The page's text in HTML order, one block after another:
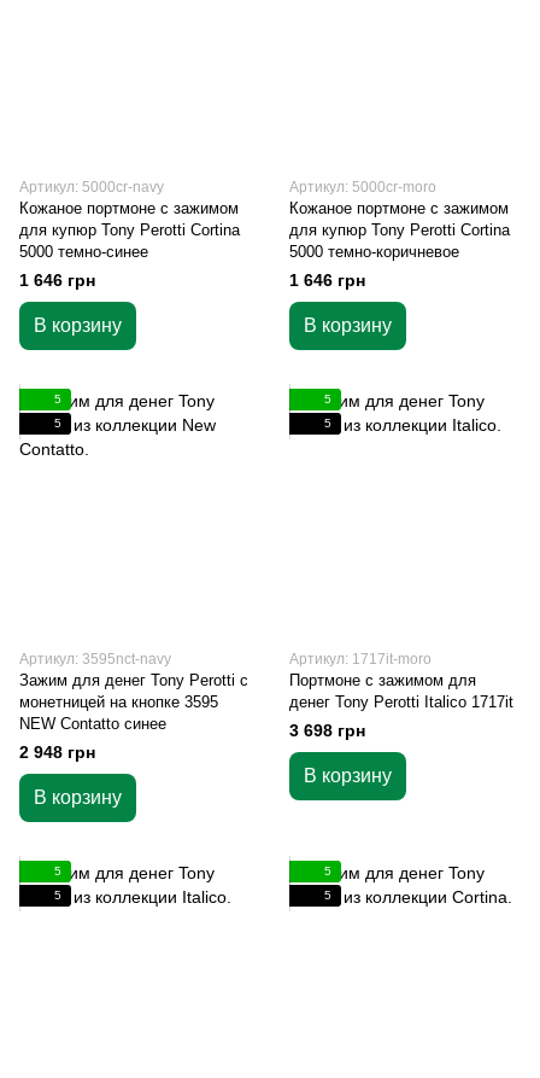
Артикул: 5000cr-navy
Кожаное портмоне с зажимом
для купюр Tony Perotti Cortina
5000 темно-синее
1 646 грн
В корзину
Артикул: 5000cr-moro
Кожаное портмоне с зажимом
для купюр Tony Perotti Cortina
5000 темно-коричневое
1 646 грн
В корзину
5
5
Артикул: 3595nct-navy
Зажим для денег Tony Perotti с
монетницей на кнопке 3595
NEW Contatto синее
2 948 грн
В корзину
5
5
Артикул: 1717it-moro
Портмоне с зажимом для
денег Tony Perotti Italico 1717it
3 698 грн
В корзину
5
5
5
5